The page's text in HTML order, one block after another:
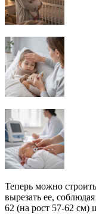
Теперь можно
вырезать ее,
62 (на рост 57-62 см)